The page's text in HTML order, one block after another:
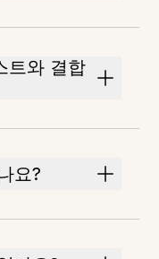
트와 결합
요?